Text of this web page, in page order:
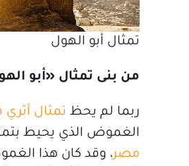
تمثال أبو الهول
من بنى تمثال «أبو
ربما لم يحظ تمثال أثري
الغموض الذي يحيط
مصر، وقد كان هذا